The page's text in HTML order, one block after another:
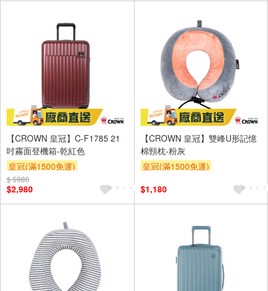
【CROWN 皇冠】C-F1785 21
吋霧面登機箱-乾紅色
皇冠(滿1500免運)
$ 5980
$2,980
【CROWN 皇冠】雙峰U形記憶
棉頸枕-粉灰
皇冠(滿1500免運)
$1,180